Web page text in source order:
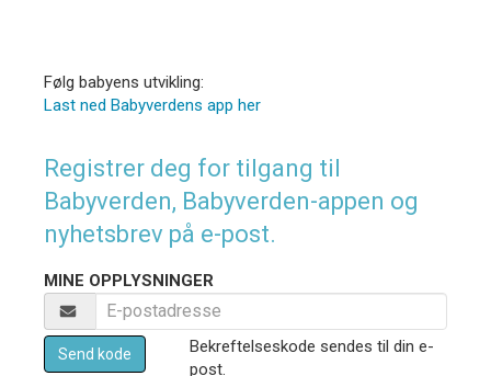
Følg babyens utvikling:
Last ned Babyverdens app her
Registrer deg for tilgang til
Babyverden, Babyverden-appen og
nyhetsbrev på e-post.
MINE OPPLYSNINGER
Send kode
Bekreftelseskode sendes til din e-
post.